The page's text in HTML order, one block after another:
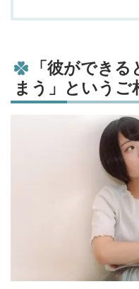
「彼ができ
まう」というご